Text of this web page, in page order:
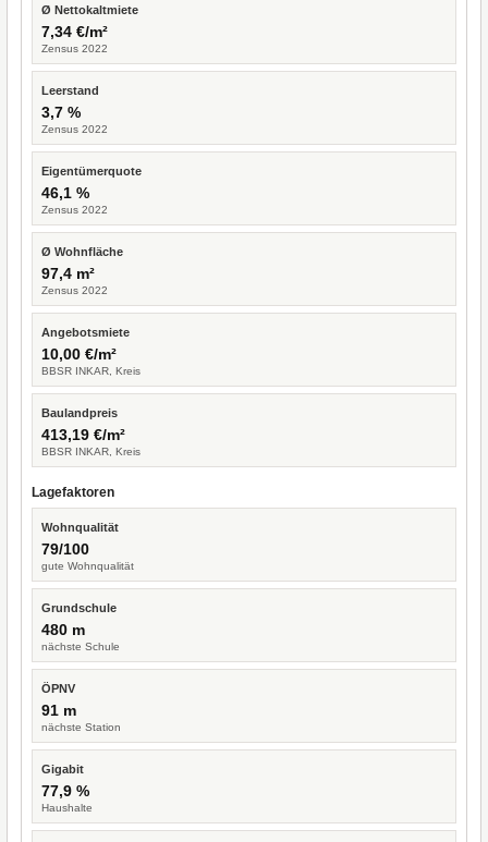
Ø Nettokaltmiete
7,34 €/m²
Zensus 2022
Leerstand
3,7 %
Zensus 2022
Eigentümerquote
46,1 %
Zensus 2022
Ø Wohnfläche
97,4 m²
Zensus 2022
Angebotsmiete
10,00 €/m²
BBSR INKAR, Kreis
Baulandpreis
413,19 €/m²
BBSR INKAR, Kreis
Lagefaktoren
Wohnqualität
79/100
gute Wohnqualität
Grundschule
480 m
nächste Schule
ÖPNV
91 m
nächste Station
Gigabit
77,9 %
Haushalte